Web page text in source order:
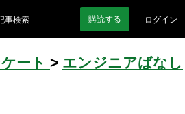
事検索 購読する ログイン
ート > エンジニアばなし